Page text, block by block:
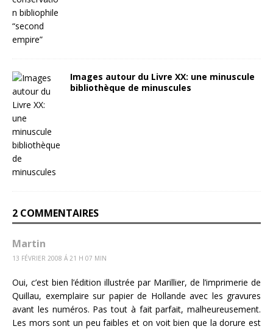
Images autour du Livre XX: une minuscule
bibliothèque de minuscules
2 COMMENTAIRES
Martin
13 FÉVRIER 2008 Á 21 H 07 MIN
Oui, c’est bien l’édition illustrée par Marillier, de l’imprimerie de
Quillau, exemplaire sur papier de Hollande avec les gravures
avant les numéros. Pas tout à fait parfait, malheureusement.
Les mors sont un peu faibles et on voit bien que la dorure est